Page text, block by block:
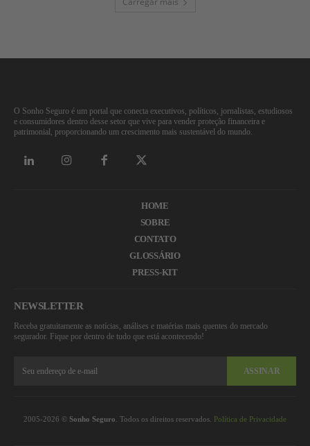
O Sonho Seguro é um portal que conecta executivos, políticos, jornalistas, estudiosos
e consumidores dentro desse setor que vive para vender proteção financeira e
patrimonial, proporcionando um crescimento mais sustentável do mundo.
HOME
SOBRE
CONTATO
GLOSSÁRIO
PRESS-KIT
NEWSLETTER
Receba gratuitamente as notícias, análises e matérias mais quentes do mercado
segurador. Fique por dentro de tudo que está acontecendo!
ASSINAR
2005-2026 © Sonho Seguro . Todos os direitos reservados. Política de Privacidade